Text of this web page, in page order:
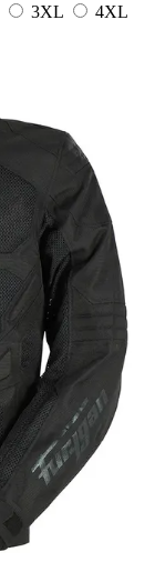
3XL
4XL